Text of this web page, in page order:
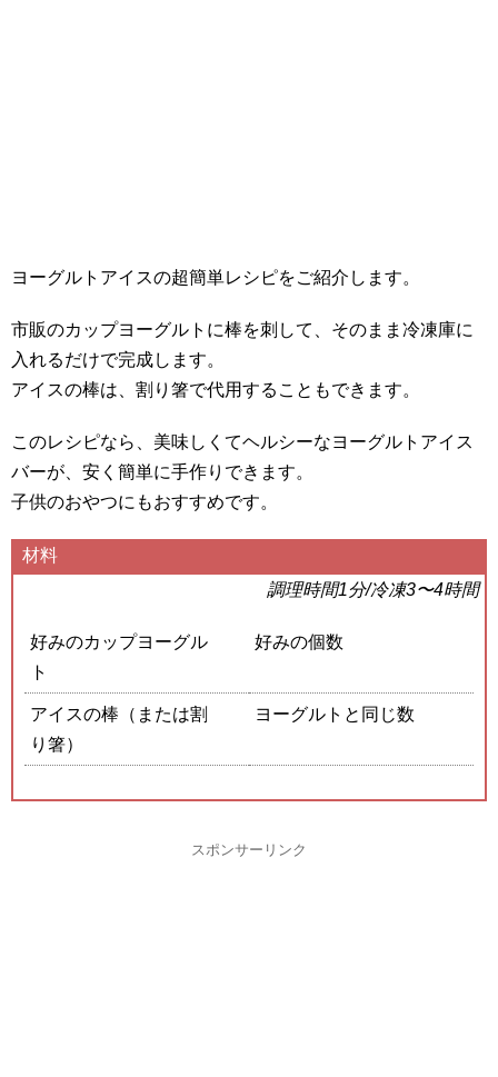
ヨーグルトアイスの超簡単レシピをご紹介します。
市販のカップヨーグルトに棒を刺して、そのまま冷凍庫に
入れるだけで完成します。
アイスの棒は、割り箸で代用することもできます。
このレシピなら、美味しくてヘルシーなヨーグルトアイス
バーが、安く簡単に手作りできます。
子供のおやつにもおすすめです。
材料
調理時間1分/冷凍3〜4時間
好みのカップヨーグル
ト
好みの個数
アイスの棒（または割
り箸）
ヨーグルトと同じ数
スポンサーリンク